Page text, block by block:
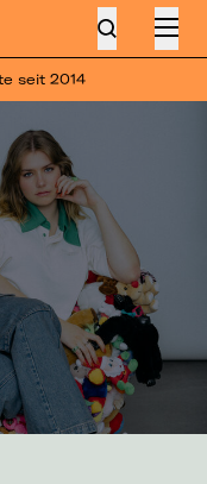
seit 2014